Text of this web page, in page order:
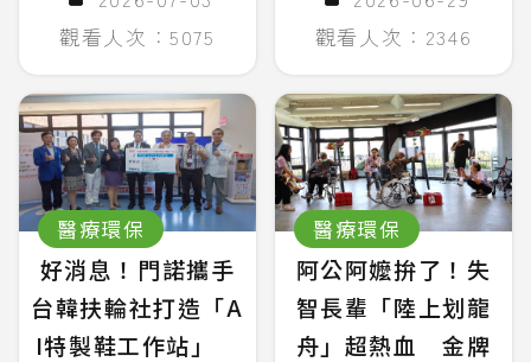
觀看人次：5075
觀看人次：2346
醫療環保
好消息！門諾攜手
台韓扶輪社打造「A
I特製鞋工作站」
醫療環保
阿公阿嬤拚了！失
智長輩「陸上划龍
舟」超熱血 金牌